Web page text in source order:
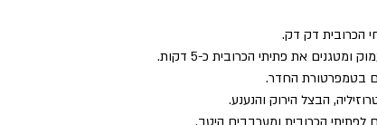
הכרובית דק דק.
את פתיתי הכרובית כ-5 דקות.
בטמפרטורת החדר.
הבצל הירוק והנענע.